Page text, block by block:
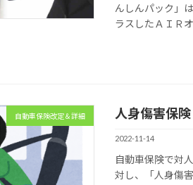
んしんパック」
ラスしたＡＩＲ
自動車保険改定＆詳細 人身傷害保
2022-11-14
自動車保険で対
対し、「人身傷